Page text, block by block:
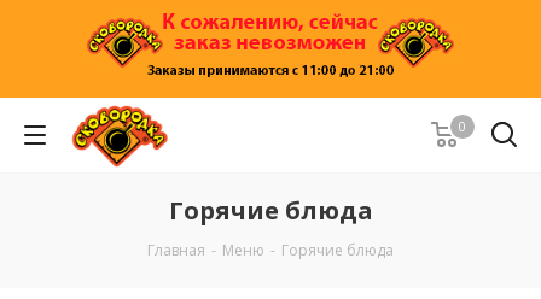
0
Горячие блюда
Главная - Меню - Горячие блюда